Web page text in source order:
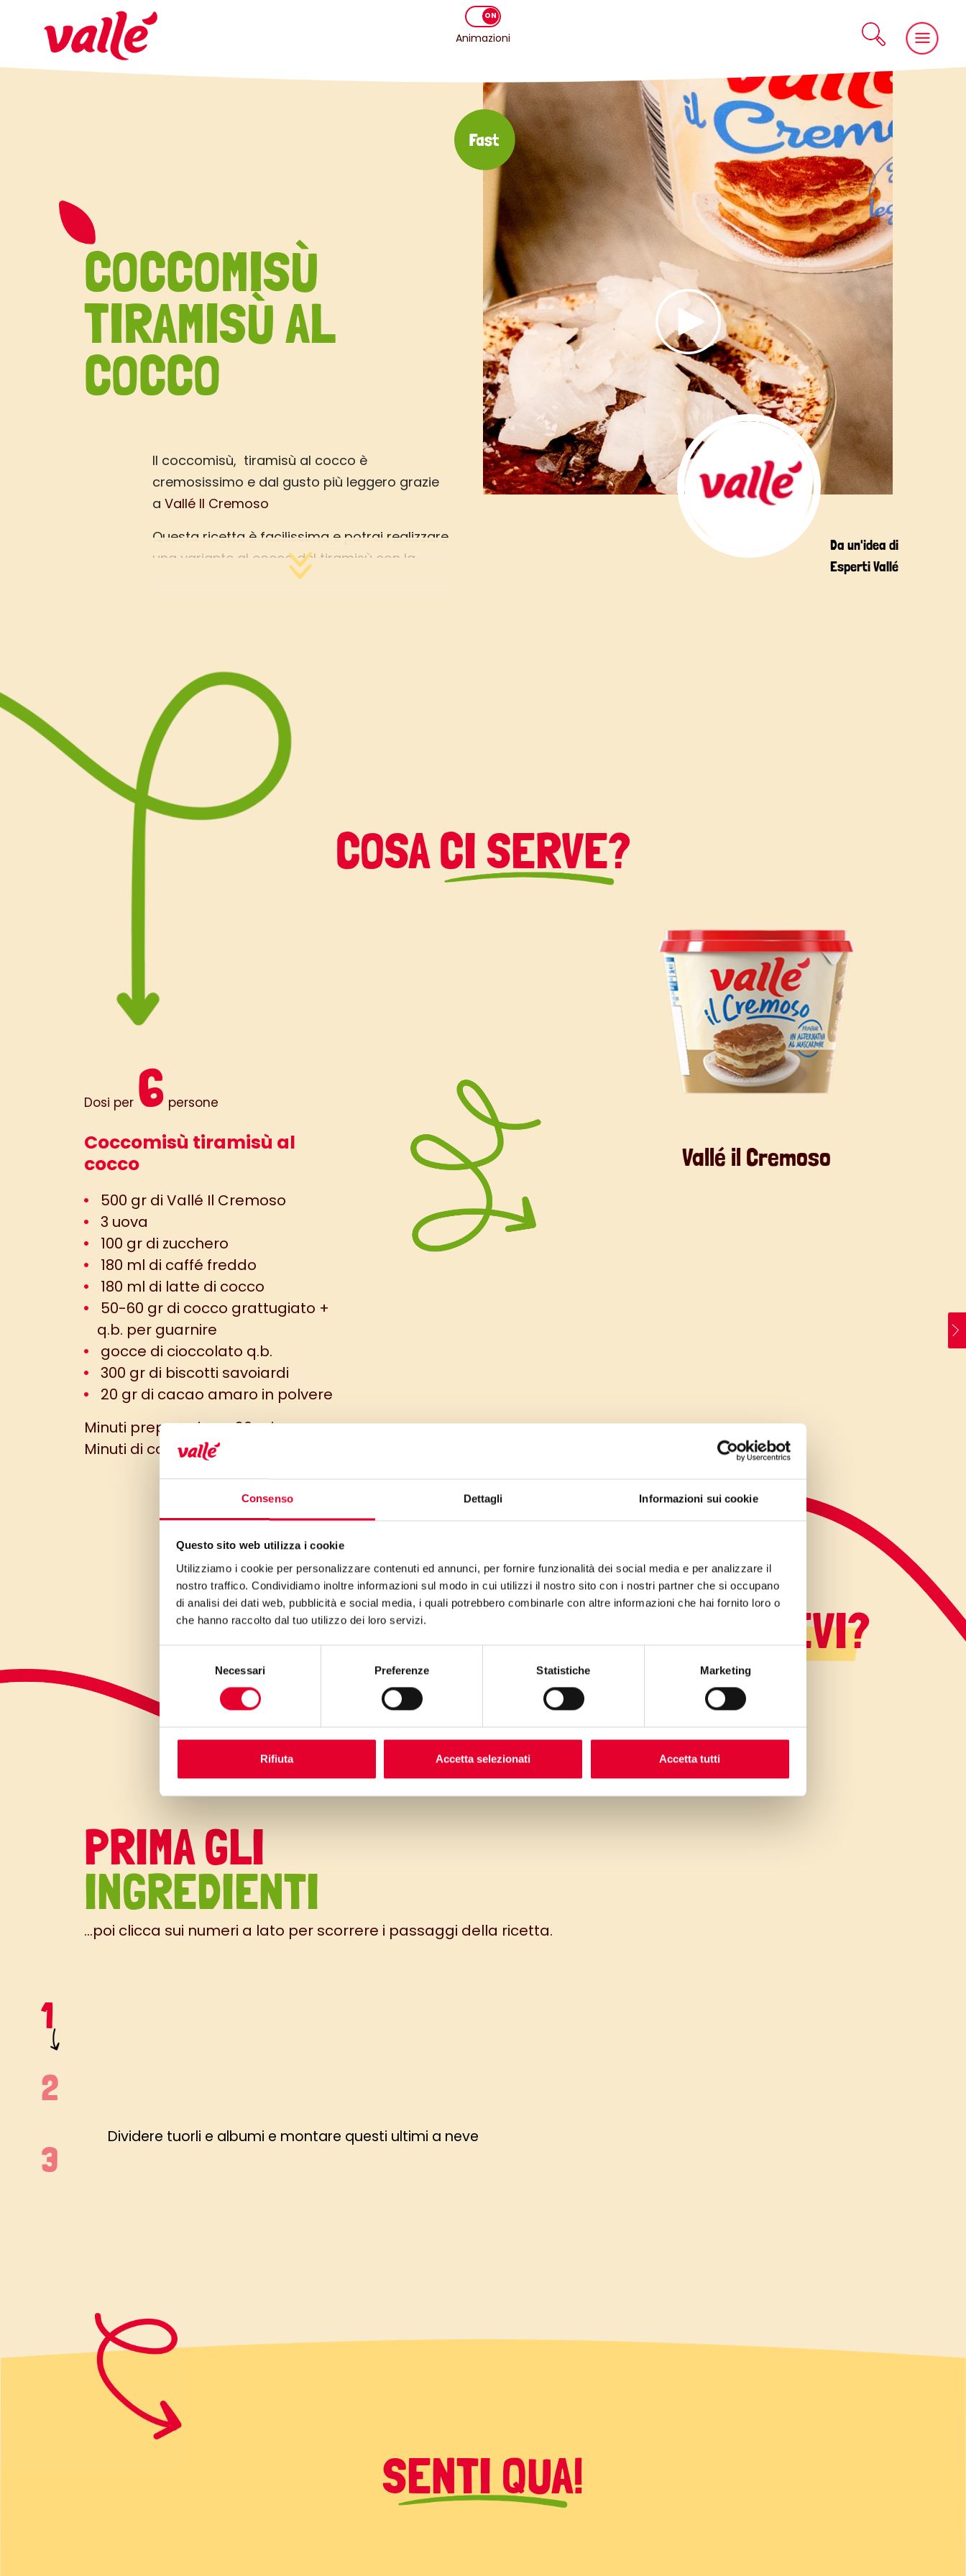
Consenso Dettagli Informazioni sui cookie
Questo sito web utilizza i cookie
Utilizziamo i cookie per personalizzare contenuti ed annunci, per fornire funzionalità dei social media e per analizzare il
nostro traffico. Condividiamo inoltre informazioni sul modo in cui utilizzi il nostro sito con i nostri partner che si occupano
di analisi dei dati web, pubblicità e social media, i quali potrebbero combinarle con altre informazioni che hai fornito loro o
che hanno raccolto dal tuo utilizzo dei loro servizi.
Necessari Preferenze Statistiche Marketing
Rifiuta Accetta selezionati Accetta tutti
Animazioni
COCCOMISÙ
TIRAMISÙ AL
COCCO
Il coccomisù, tiramisù al cocco è
cremosissimo e dal gusto più leggero grazie
a Vallé Il Cremoso
Questa ricetta è facilissima e potrai realizzare
una variante al cocco del tiramisù con la
nostra alternativa vegetale al mascarpone
buonissimi, cremosi come con mascarpone
tradizionale ma dal gusto più leggero e dalla
cremosità esagerata.
Abbiamo realizzato questa ricetta insieme
agli Chef di Chef in Camicia e la trovate
anche sul nostro profilo
Segui qui tutti i passaggi per realizzare il
coccomisù tiramisù al cocco con Vallé Il
Da un'idea di
Esperti Vallé
COSA CI SERVE?
Dosi per 6 persone
Coccomisù tiramisù al
cocco
500 gr di Vallé Il Cremoso
3 uova
100 gr di zucchero
180 ml di caffé freddo
180 ml di latte di cocco
50-60 gr di cocco grattugiato +
q.b. per guarnire
gocce di cioccolato q.b.
300 gr di biscotti savoiardi
20 gr di cacao amaro in polvere
Minuti preparazione: 20 min
Minuti di cottura: 0 min
Vallé il Cremoso
LO SAPEVI?
PRIMA GLI
INGREDIENTI
...poi clicca sui numeri a lato per scorrere i passaggi della ricetta.
Dividere tuorli e albumi e montare questi ultimi a neve
In un'altra ciotola lavorare con la frusta i tuorli e lo zucchero. Poi
aggiungere delicatamente Vallé Il Cremoso, le gocce di
SENTI QUA!